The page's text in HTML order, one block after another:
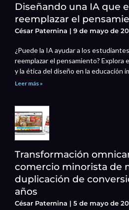
Diseñando una IA que
reemplazar el
César Paternina 9 de mayo de
¿Puede la IA ayudar a los
reemplazar el pensamiento? Explora
y la ética del diseño en la educación
Leer más »
Transformación
comercio minorista de
duplicación de
años
César Paternina 5 de mayo de